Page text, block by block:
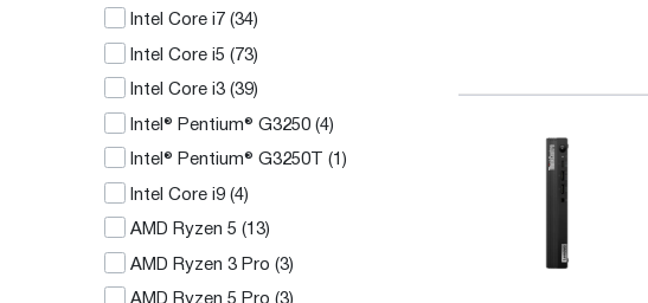
Intel Core i7 (34)
Intel Core i5 (73)
Intel Core i3 (39)
Intel® Pentium® G3250 (4)
Intel® Pentium® G3250T (1)
Intel Core i9 (4)
AMD Ryzen 5 (13)
AMD Ryzen 3 Pro (3)
AMD Ryzen 5 Pro (3)